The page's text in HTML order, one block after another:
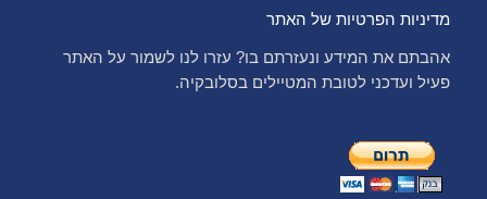
מדיניות הפרטיות של האתר
אהבתם את המידע ונעזרתם בו? עזרו לנו לשמור על האתר
פעיל ועדכני לטובת המטיילים בסלובקיה.